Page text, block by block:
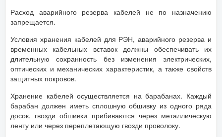
Расход аварийного резерва кабелей не по назначению
запрещается.
Условия хранения кабелей для РЭН, аварийного резерва и
временных кабельных вставок должны обеспечивать их
длительную сохранность без изменения электрических,
оптических и механических характеристик, а также свойств
защитных покровов.
Хранение кабелей осуществляется на барабанах. Каждый
барабан должен иметь сплошную обшивку из одного ряда
досок, гвозди обшивки прибиваются через металлическую
ленту или через переплетающую гвозди проволоку.